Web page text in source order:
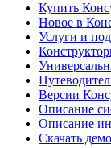
Купить
Новое в
Услуги и
Версии
Описание
Описание
Скачать